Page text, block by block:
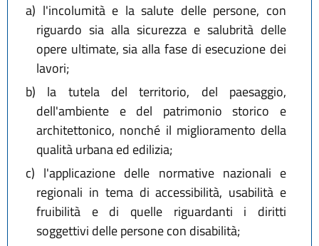
a) l'incolumità e la salute delle persone, con
riguardo sia alla sicurezza e salubrità delle
opere ultimate, sia alla fase di esecuzione dei
lavori;
b) la tutela del territorio, del paesaggio,
dell'ambiente e del patrimonio storico e
architettonico, nonché il miglioramento della
qualità urbana ed edilizia;
c) l'applicazione delle normative nazionali e
regionali in tema di accessibilità, usabilità e
fruibilità e di quelle riguardanti i diritti
soggettivi delle persone con disabilità;